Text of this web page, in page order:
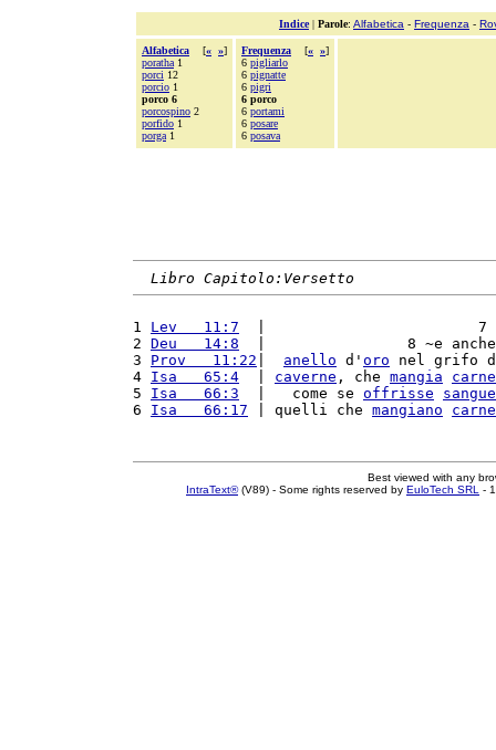
Indice| Parole: Alfabetica - Frequenza -
Alfabetica [« »]
poratha 1
porci 12
porcio 1
porco 6
porcospino 2
porfido 1
porga 1
Frequenza [« »]
6 pigliarlo
6 pignatte
6 pigri
6 porco
6 portami
6 posare
6 posava
Libro Capitolo:Versetto
1 Lev   11:7
|
2 Deu   14:8
|                8 ~e
3 Prov   11:22 anello d' oro nel grifo
4 Isa   65:4 caverne , che mangia
carne
5 Isa   66:3
  |   come se
offrisse
sangue
6 Isa   66:17 | quelli che mangiano carne
Best viewed with any
IntraText®(V89) - Some rights reserved by EuloTech SRL -